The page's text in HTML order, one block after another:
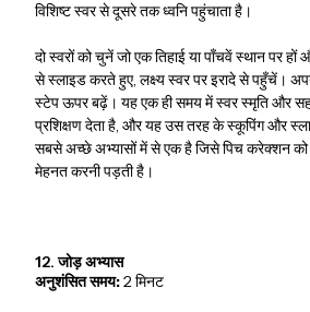
विशिष्ट स्वर से दूसरे तक ध्वनि पहुंचाता है।
दो स्वरों को चुनें जो एक तिहाई या पाँचवें स्थान पर
से स्लाइड करते हुए, लक्ष्य स्वर पर इरादे से पहुँचें।
स्टेप ऊपर बढ़ें। यह एक ही समय में स्वर स्मृति और
प्रशिक्षण देता है, और यह उस तरह के स्कूपिंग और
सबसे अच्छे अभ्यासों में से एक है जिसे पिच करेक्शन को
मेहनत करनी पड़ती है।
12. जोड़ अभ्यास
अनुशंसित समय:2 मिनट